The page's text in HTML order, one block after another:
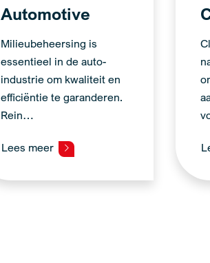
Automotive
Milieubeheersing is
essentieel in de auto-
industrie om kwaliteit en
efficiëntie te garanderen.
Rein…
Lees meer